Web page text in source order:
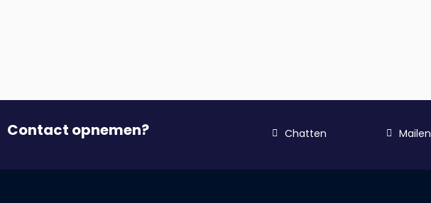
Contact opnemen? Chatten Mailen